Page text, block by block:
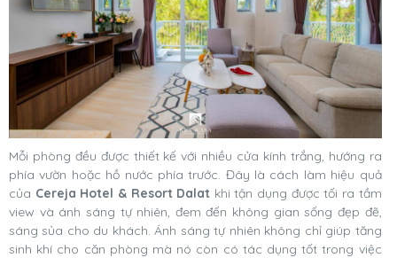
Mỗi phòng đều được thiết kế với nhiều cửa kính trắng, hướng ra
phía vườn hoặc hồ nước phía trước. Đây là cách làm hiệu quả
của Cereja Hotel & Resort Dalat khi tận dụng được tối ra tầm
view và ánh sáng tự nhiên, đem đến không gian sống đẹp đẽ,
sáng sủa cho du khách. Ánh sáng tự nhiên không chỉ giúp tăng
sinh khí cho căn phòng mà nó còn có tác dụng tốt trong việc